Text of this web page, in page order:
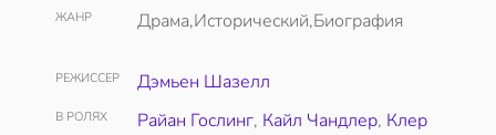
ЖАНР Драма,Исторический,Биография
РЕЖИССЕР Дэмьен Шазелл
В РОЛЯХ Райан Гослинг, Кайл Чандлер, Клер